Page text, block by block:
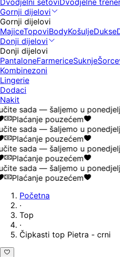
Gornji dijelovi
Gornji dijelovi
MajiceTopoviBodyKošuljeDukse
Donji dijelovi
Donji dijelovi
PantaloneFarmericeSuknje
Kombinezoni
Lingerie
Dodaci
Nakit
sada — šaljemo u
Plaćanje pouzećem
sada — šaljemo u
Plaćanje pouzećem
sada — šaljemo u
Plaćanje pouzećem
sada — šaljemo u
Plaćanje pouzećem
Početna
·
Top
·
Čipkasti top Pietra - crni